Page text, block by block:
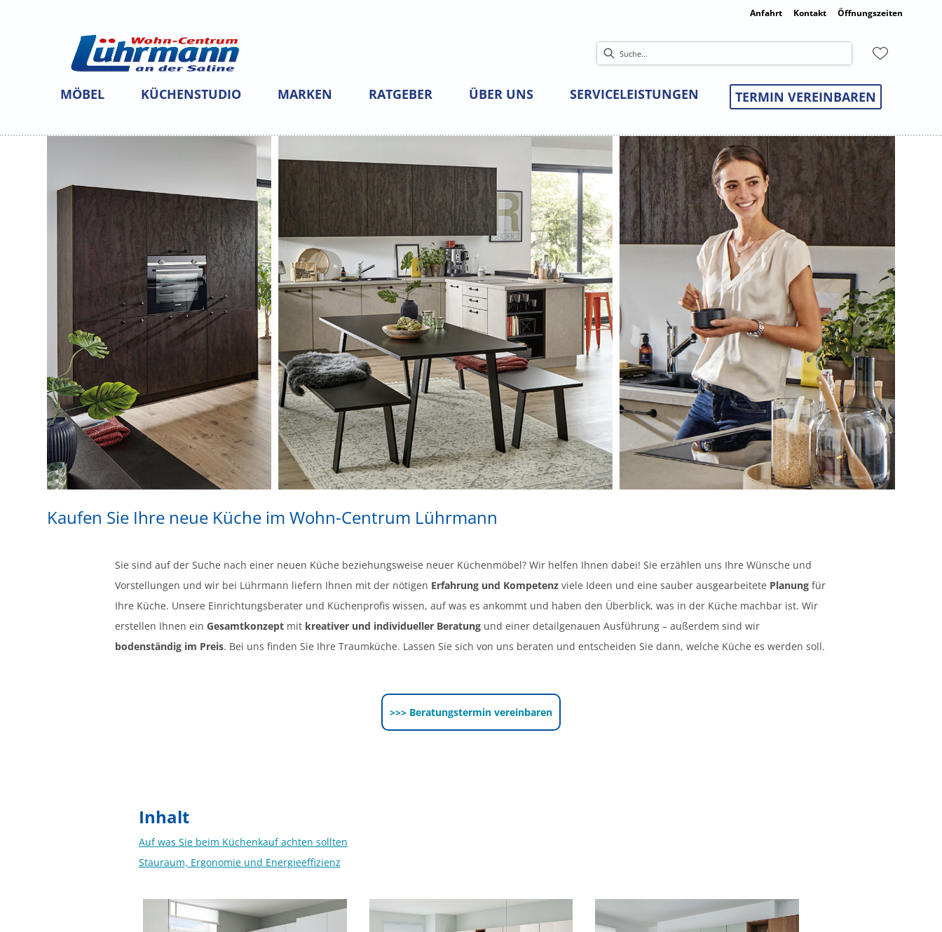
Anfahrt Kontakt Öffnungszeiten
MÖBEL KÜCHENSTUDIO MARKEN RATGEBER ÜBER UNS SERVICELEISTUNGEN TERMIN VEREINBAREN
Kaufen Sie Ihre neue Küche im Wohn-Centrum Lührmann
Sie sind auf der Suche nach einer neuen Küche beziehungsweise neuer Küchenmöbel? Wir helfen Ihnen dabei! Sie erzählen uns Ihre Wünsche und
Vorstellungen und wir bei Lührmann liefern Ihnen mit der nötigen Erfahrung und Kompetenzviele Ideen und eine sauber ausgearbeitete Planungfür
Ihre Küche. Unsere Einrichtungsberater und Küchenprofis wissen, auf was es ankommt und haben den Überblick, was in der Küche machbar ist. Wir
erstellen Ihnen ein Gesamtkonzeptmit kreativer und individueller Beratungund einer detailgenauen Ausführung – außerdem sind wir
bodenständig im Preis. Bei uns finden Sie Ihre Traumküche. Lassen Sie sich von uns beraten und entscheiden Sie dann, welche Küche es werden soll.
>>> Beratungstermin vereinbaren
Inhalt
Auf was Sie beim Küchenkauf achten sollten
Stauraum, Ergonomie und Energieeffizienz